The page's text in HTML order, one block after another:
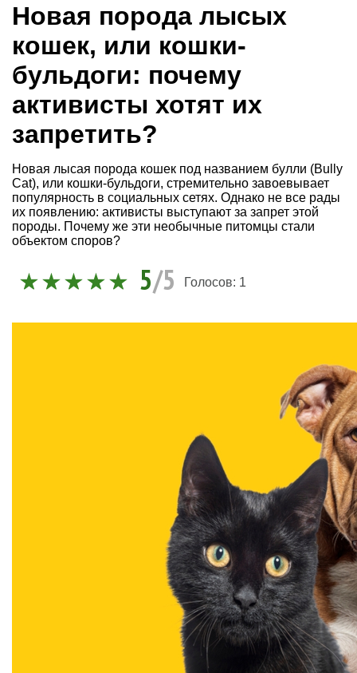
Новая порода лысых
кошек, или кошки-
бульдоги: почему
активисты хотят их
запретить?
Новая лысая порода кошек под названием булли (Bully
Cat), или кошки-бульдоги, стремительно завоевывает
популярность в социальных сетях. Однако не все рады
их появлению: активисты выступают за запрет этой
породы. Почему же эти необычные питомцы стали
объектом споров?
5/5 Голосов: 1